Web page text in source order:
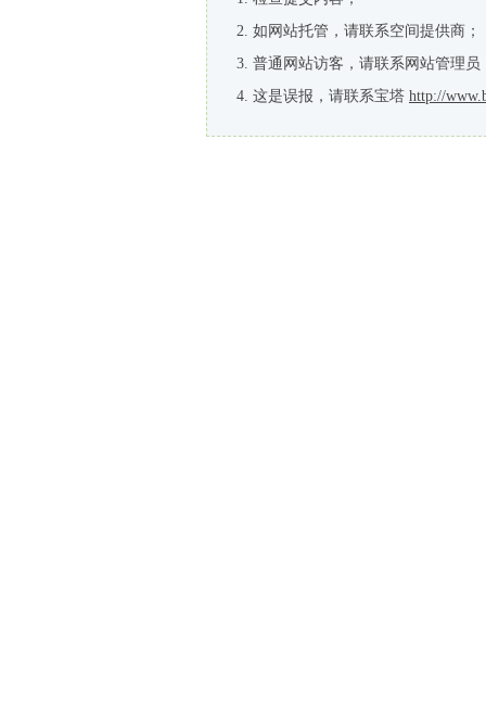
如网站托管，请联系空间提供商；
普通网站访客，请联系网站管理员
这是误报，请联系宝塔 http://